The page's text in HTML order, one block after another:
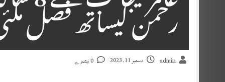
رحمن کیساتھ فصل
admin دسمبر 11, 2023